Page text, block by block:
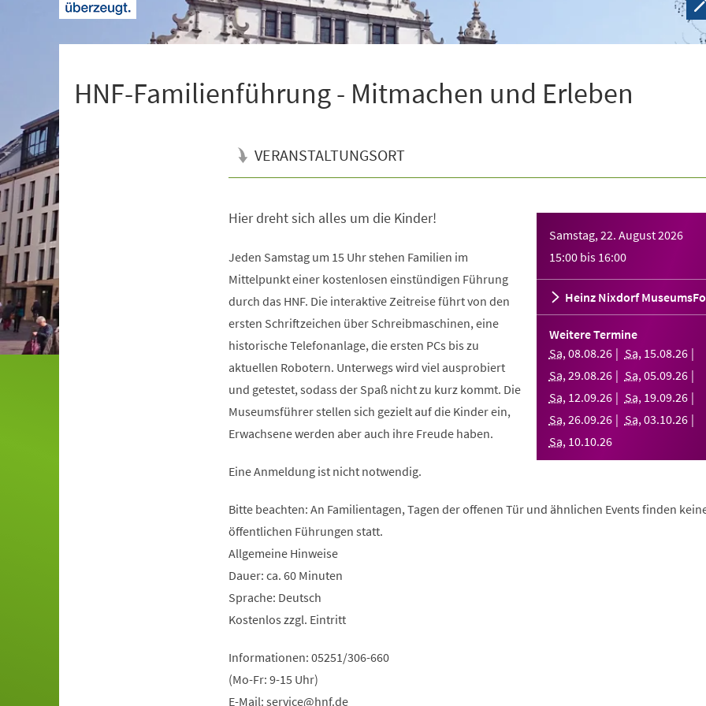
HNF-Familienführung - Mitmachen und Erleben
VERANSTALTUNGSORT
Samstag, 22. August 2026
15:00 bis 16:00
Heinz Nixdorf
Weitere Termine
Sa,08.08.26 Sa, 15.08.26
Sa,29.08.26 Sa,05.09.26
Sa, 12.09.26 Sa, 19.09.26
Sa,26.09.26 Sa,03.10.26
Sa, 10.10.26
Hier dreht sich alles um die Kinder!
Jeden Samstag um 15 Uhr stehen Familien im
Mittelpunkt einer kostenlosen einstündigen Führung
durch das HNF. Die interaktive Zeitreise führt von den
ersten Schriftzeichen über Schreibmaschinen, eine
historische Telefonanlage, die ersten PCs bis zu
aktuellen Robotern. Unterwegs wird viel ausprobiert
und getestet, sodass der Spaß nicht zu kurz kommt. Die
Museumsführer stellen sich gezielt auf die Kinder ein,
Erwachsene werden aber auch ihre Freude haben.
Eine Anmeldung ist nicht notwendig.
Bitte beachten: An Familientagen, Tagen der offenen Tür und ähnlichen Events finden
öffentlichen Führungen statt.
Allgemeine Hinweise
Dauer: ca. 60 Minuten
Sprache: Deutsch
Kostenlos zzgl. Eintritt
Informationen: 05251/306-660
(Mo-Fr: 9-15 Uhr)
E-Mail: service hnf de